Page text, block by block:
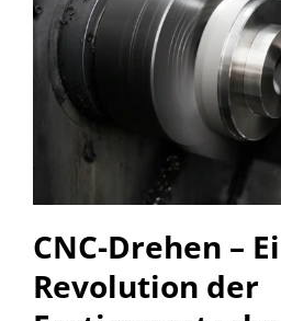
CNC-Drehen –
Revolution der